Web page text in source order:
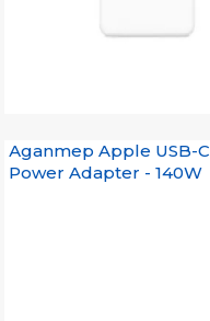
Адаптер Apple USB-C
Power Adapter - 140W